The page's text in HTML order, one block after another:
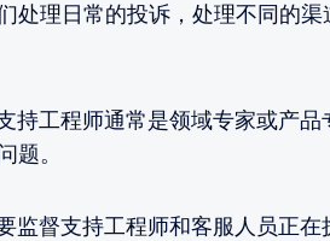
处理日常的投诉，处理不同的
工程师通常是领域专家或产品
题。
督支持工程师和客服人员正在